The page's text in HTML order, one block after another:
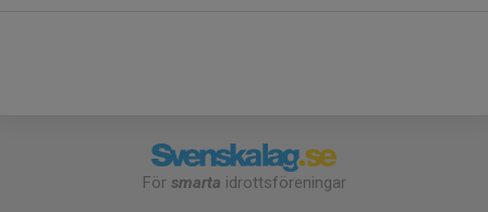
För smarta idrottsföreningar